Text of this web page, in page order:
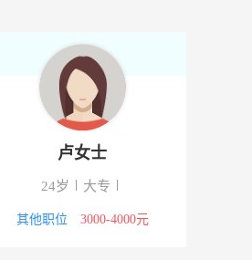
卢女士
24岁 大专
其他职位 3000-4000元